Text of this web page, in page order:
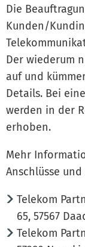
Die
Kunden/
Der wiederum
auf und
Details. Bei
werden in der
erhoben.
Mehr
Anschlüsse
Telekom
65, 57567
Telekom